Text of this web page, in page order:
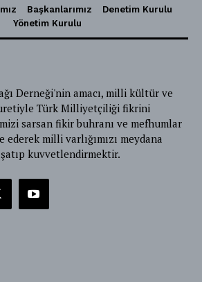
Başkanlarımız
Denetim Kurulu
Yönetim Kurulu
Derneği'nin amacı, milli kültür ve
Türk Milliyetçiliği fikrini
sarsan fikir buhranı ve mefhumlar
milli varlığımızı meydana
kuvvetlendirmektir.